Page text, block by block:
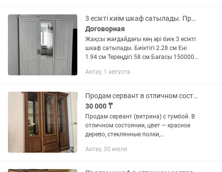
3 есікті киім шкаф сатылады. Продам 3 дверный шкаф
Договорная
Жақсы жағдайдағы кең әрі биік 3 есікті
шкаф сатылады. Биіктігі 2.28 см Ені
1.94 см Тереңдігі 58 см Бағасы 150000
для одежда Состояние хорошее,
Актау, 1 августа
Продам сервант в отличном состоянии
30 000 ₸
Продам сервант (витрина) с тумбой. В
отличном состоянии, цвет — красное
дерево, стеклянные полки,
выдвижные ящики. Продается
Актау, 30 июля